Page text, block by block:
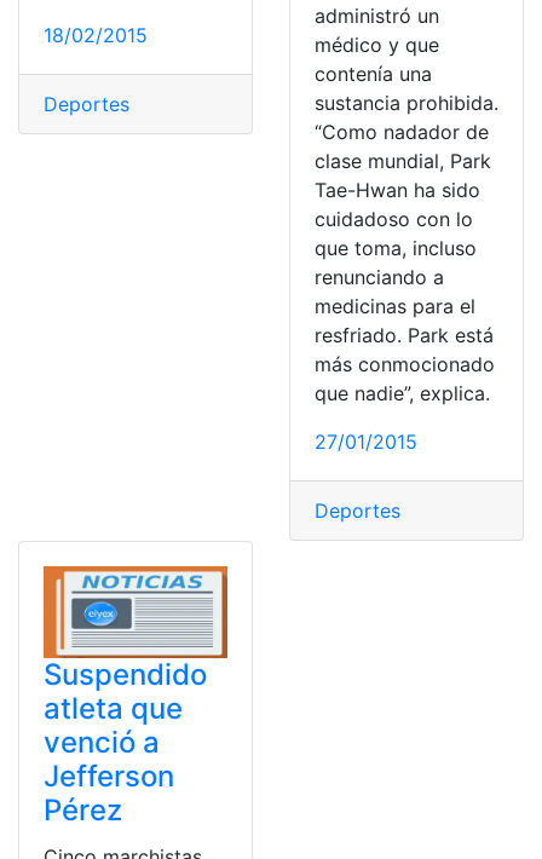
18/02/2015
Deportes
administró un
médico y que
contenía una
sustancia prohibida.
“Como nadador de
clase mundial, Park
Tae-Hwan ha sido
cuidadoso con lo
que toma, incluso
renunciando a
medicinas para el
resfriado. Park está
más conmocionado
que nadie”, explica.
27/01/2015
Deportes
Suspendido
atleta que
venció a
Jefferson
Pérez